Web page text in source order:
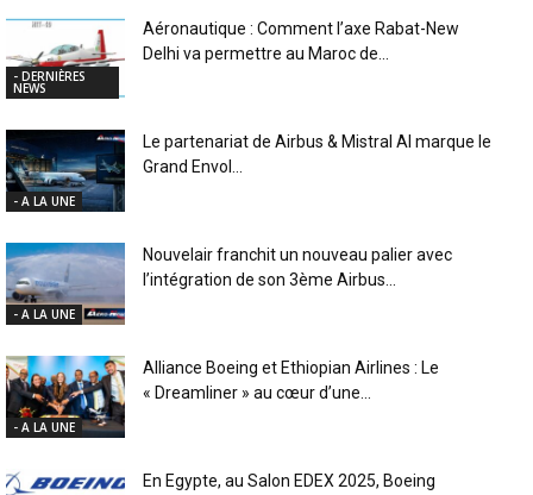
- DERNIÈRES
NEWS
Aéronautique : Comment l’axe Rabat-New
Delhi va permettre au Maroc de...
- A LA UNE
Le partenariat de Airbus & Mistral AI marque le
Grand Envol...
- A LA UNE
Nouvelair franchit un nouveau palier avec
l’intégration de son 3ème Airbus...
- A LA UNE
Alliance Boeing et Ethiopian Airlines : Le
« Dreamliner » au cœur d’une...
En Egypte, au Salon EDEX 2025, Boeing